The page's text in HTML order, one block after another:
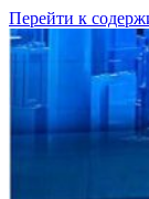
Перейти к